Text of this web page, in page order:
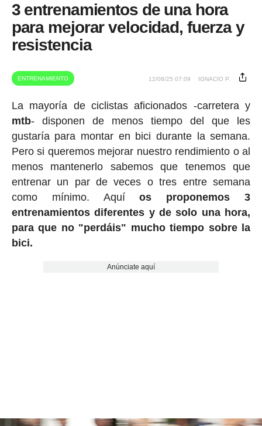
3 entrenamientos de una hora
para mejorar velocidad, fuerza y
resistencia
ENTRENAMIENTO 12/08/25 07:09 IGNACIO P.
La mayoría de ciclistas aficionados -carretera y
mtb- disponen de menos tiempo del que les
gustaría para montar en bici durante la semana.
Pero si queremos mejorar nuestro rendimiento o al
menos mantenerlo sabemos que tenemos que
entrenar un par de veces o tres entre semana
como mínimo. Aquíos proponemos 3
entrenamientos diferentes y de solo una hora,
para que no "perdáis" mucho tiempo sobre la
bici.
Anúnciate aquí